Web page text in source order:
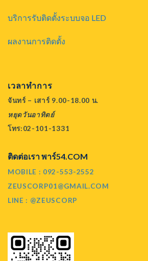
บริการรับติดตั้งระบบจอ LED
ผลงานการติดตั้ง
เวลาทำการ
จันทร์ – เสาร์ 9.00-18.00 น.
หยุดวันอาทิตย์
โทร:02-101-1331
ติดต่อเรา พาร์54.COM
MOBILE : 092-553-2552
ZEUSCORP01@GMAIL.COM
LINE : @ZEUSCORP